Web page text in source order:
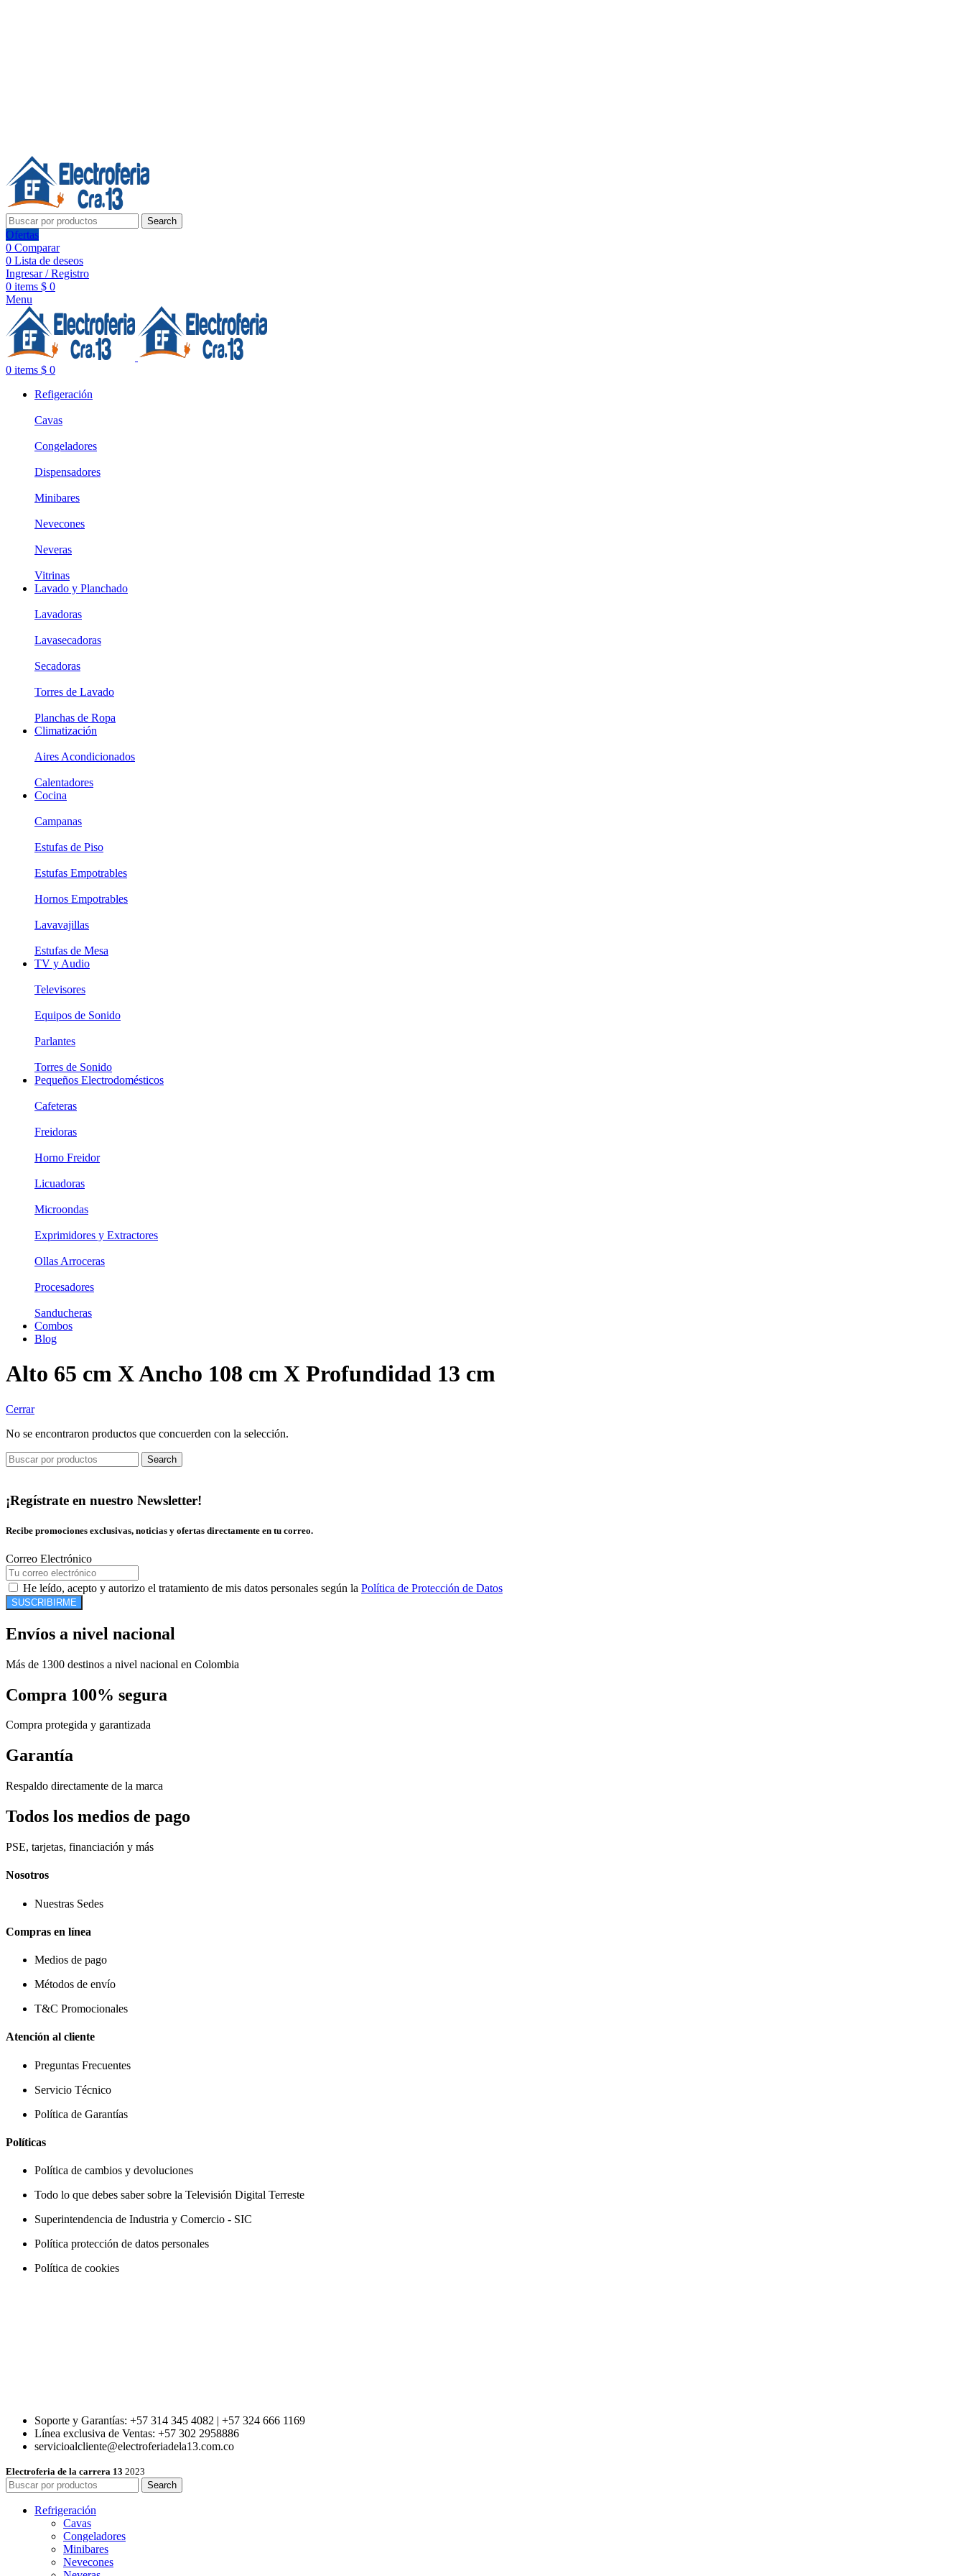
Search
Ofertas
0 Comparar
0 Lista de deseos
Ingresar / Registro
0 items $ 0
Menu
0 items $ 0
Refigeración
Cavas
Congeladores
Dispensadores
Minibares
Nevecones
Neveras
Vitrinas
Lavado y Planchado
Lavadoras
Lavasecadoras
Secadoras
Torres de Lavado
Planchas de Ropa
Climatización
Aires Acondicionados
Calentadores
Cocina
Campanas
Estufas de Piso
Estufas Empotrables
Hornos Empotrables
Lavavajillas
Estufas de Mesa
TV y Audio
Televisores
Equipos de Sonido
Parlantes
Torres de Sonido
Pequeños Electrodomésticos
Cafeteras
Freidoras
Horno Freidor
Licuadoras
Microondas
Exprimidores y Extractores
Ollas Arroceras
Procesadores
Sanducheras
Combos
Blog
Alto 65 cm X Ancho 108 cm X Profundidad 13 cm
Cerrar
No se encontraron productos que concuerden con la selección.
Search
¡Regístrate en nuestro Newsletter!
Recibe promociones exclusivas, noticias y ofertas directamente en tu correo.
Correo Electrónico
He leído, acepto y autorizo el tratamiento de mis datos personales según la Política de Protección de Datos
SUSCRIBIRME
Envíos a nivel nacional
Más de 1300 destinos a nivel nacional en Colombia
Compra 100% segura
Compra protegida y garantizada
Garantía
Respaldo directamente de la marca
Todos los medios de pago
PSE, tarjetas, financiación y más
Nosotros
Nuestras Sedes
Compras en línea
Medios de pago
Métodos de envío
T&C Promocionales
Atención al cliente
Preguntas Frecuentes
Servicio Técnico
Política de Garantías
Políticas
Política de cambios y devoluciones
Todo lo que debes saber sobre la Televisión Digital Terreste
Superintendencia de Industria y Comercio - SIC
Política protección de datos personales
Política de cookies
Soporte y Garantías: +57 314 345 4082 | +57 324 666 1169
Línea exclusiva de Ventas: +57 302 2958886
servicioalcliente@electroferiadela13.com.co
Electroferia de la carrera 13 2023
Search
Refrigeración
Cavas
Congeladores
Minibares
Nevecones